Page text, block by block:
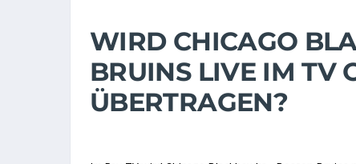
WIRD CHICAGO
BRUINS LIVE IM TV
ÜBERTRAGEN?